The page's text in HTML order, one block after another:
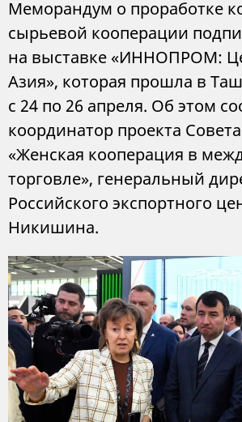
Меморандум о проработке
сырьевой кооперации
на выставке «ИННОПРОМ:
Азия», которая прошла в
с 24 по 26 апреля. Об этом
координатор проекта
«Женская кооперация в
торговле», генеральный
Российского экспортного
Никишина.